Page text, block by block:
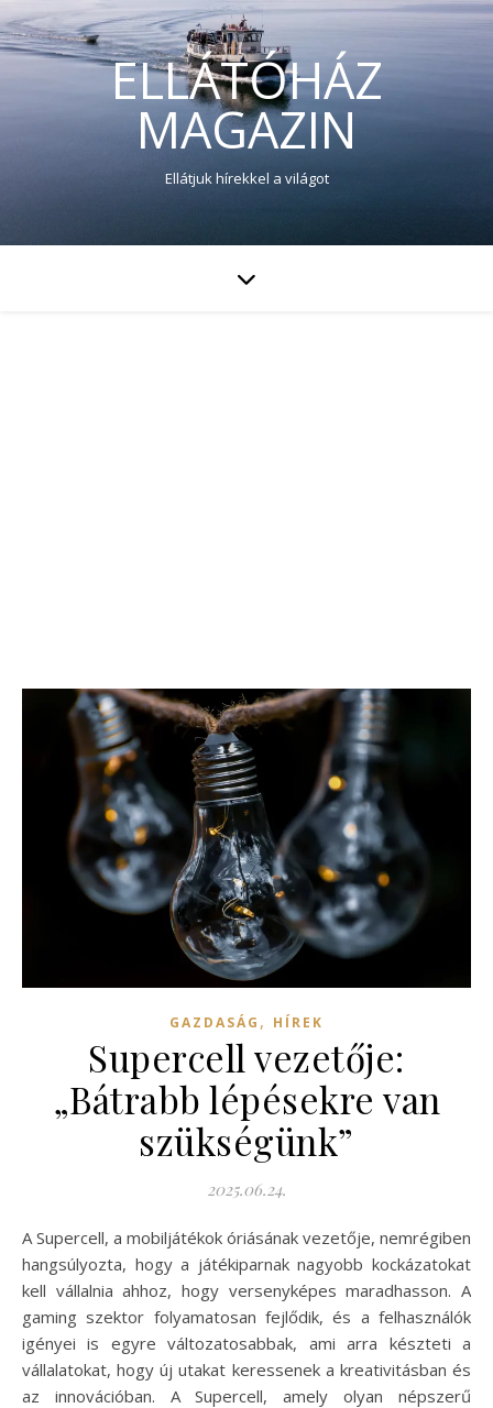
ELLÁTÓHÁZ
MAGAZIN
Ellátjuk hírekkel a világot
GAZDASÁG , HÍREK
Supercell vezetője:
„Bátrabb lépésekre van
szükségünk”
2025.06.24.
A Supercell, a mobiljátékok óriásának vezetője, nemrégiben
hangsúlyozta, hogy a játékiparnak nagyobb kockázatokat
kell vállalnia ahhoz, hogy versenyképes maradhasson. A
gaming szektor folyamatosan fejlődik, és a felhasználók
igényei is egyre változatosabbak, ami arra készteti a
vállalatokat, hogy új utakat keressenek a kreativitásban és
az innovációban. A Supercell, amely olyan népszerű